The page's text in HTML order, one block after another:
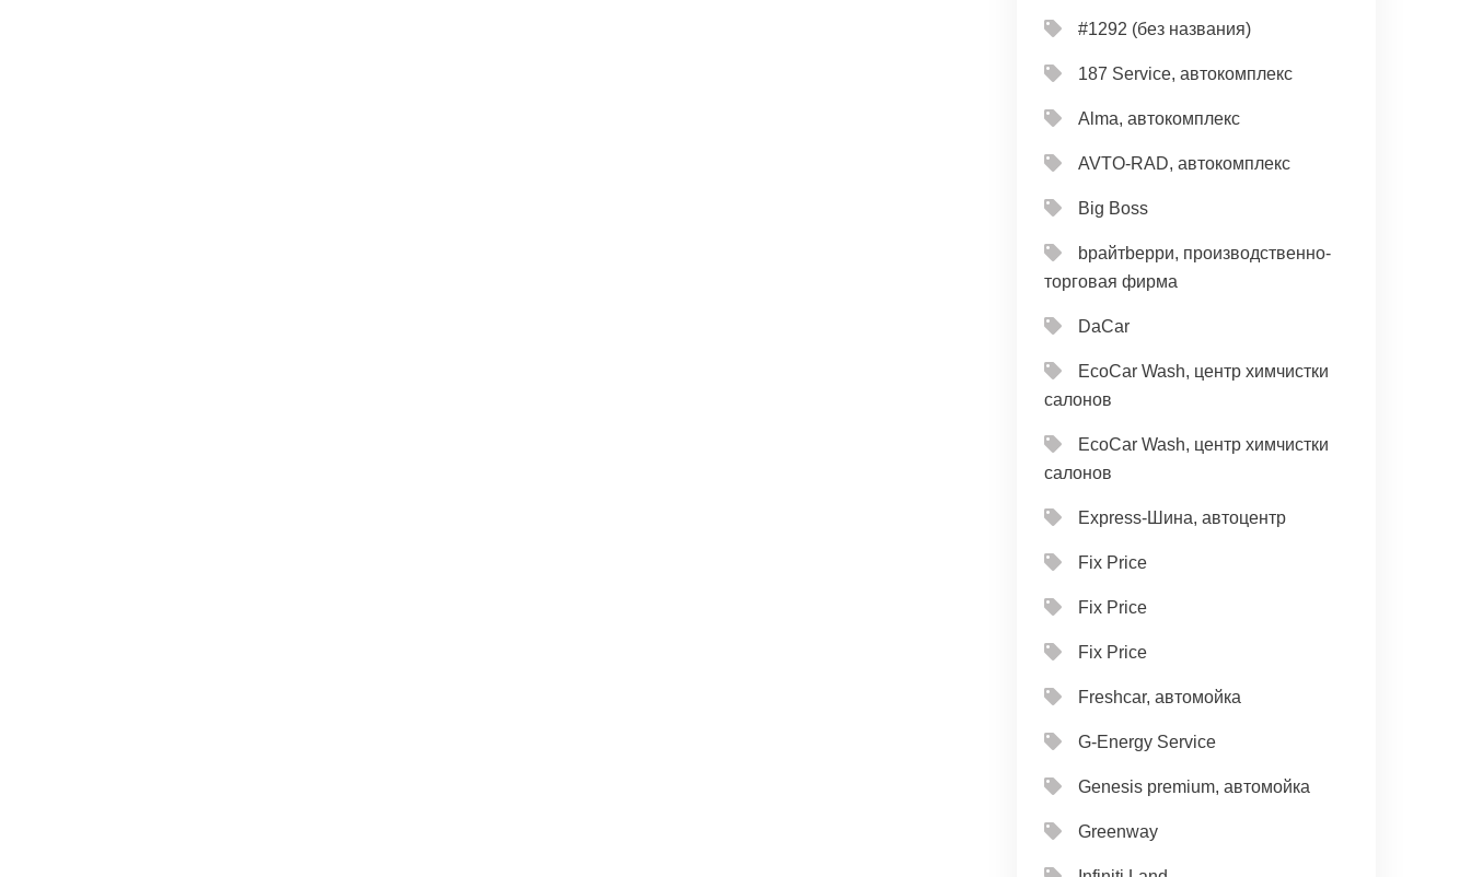
#1292 (без названия)
187 Service, автокомплекс
Alma, автокомплекс
AVTO-RAD, автокомплекс
Big Boss
bрайтbерри, производственно-
торговая фирма
DaCar
EcoCar Wash, центр химчистки
салонов
EcoCar Wash, центр химчистки
салонов
Express-Шина, автоцентр
Fix Price
Fix Price
Fix Price
Freshcar, автомойка
G-Energy Service
Genesis premium, автомойка
Greenway